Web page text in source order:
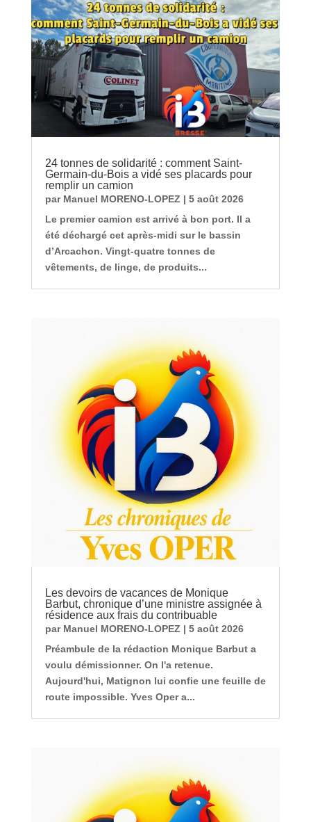
24 tonnes de solidarité : comment Saint-
Germain-du-Bois a vidé ses placards pour
remplir un camion
par Manuel MORENO-LOPEZ | 5 août 2026
Le premier camion est arrivé à bon port. Il a
été déchargé cet après-midi sur le bassin
d’Arcachon. Vingt-quatre tonnes de
vêtements, de linge, de produits...
Les devoirs de vacances de Monique
Barbut, chronique d’une ministre assignée à
résidence aux frais du contribuable
par Manuel MORENO-LOPEZ | 5 août 2026
Préambule de la rédaction Monique Barbut a
voulu démissionner. On l'a retenue.
Aujourd'hui, Matignon lui confie une feuille de
route impossible. Yves Oper a...